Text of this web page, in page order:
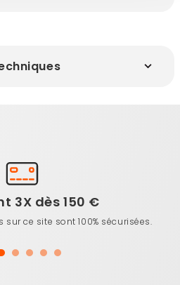
3X dès 150 €
ce site sont 100% sécurisées.